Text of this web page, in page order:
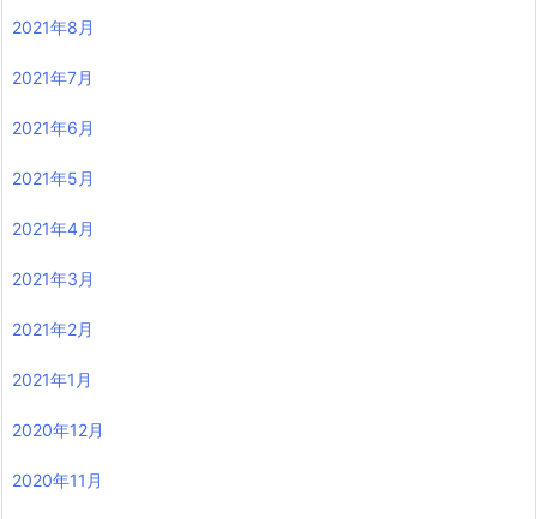
2021年8月
2021年7月
2021年6月
2021年5月
2021年4月
2021年3月
2021年2月
2021年1月
2020年12月
2020年11月